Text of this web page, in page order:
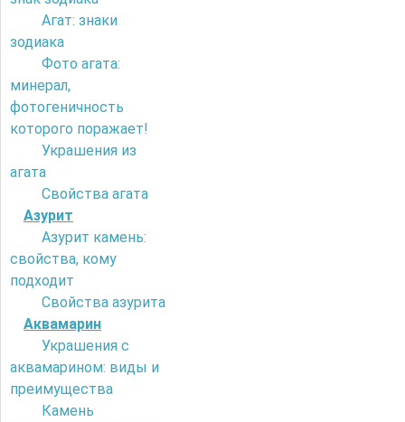
Агат: знаки
зодиака
Фото агата:
минерал,
фотогеничность
которого поражает!
Украшения из
агата
Свойства агата
Азурит
Азурит камень:
свойства, кому
подходит
Свойства азурита
Аквамарин
Украшения с
аквамарином: виды и
преимущества
Камень